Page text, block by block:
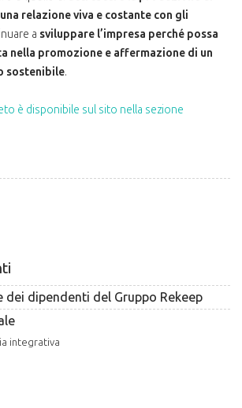
dei dipendenti del Gruppo Rekeep
integrativa
una relazione viva e costante con gli
a sviluppare l’impresa perché possa
nella promozione e affermazione di un
sostenibile.
è disponibile sul sito nella sezione